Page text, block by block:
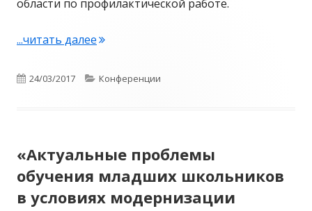
области по профилактической работе.
...читать далее"«Организация деятельности
Опубликовано
24/03/2017 Рубрики
Конференции
«Актуальные проблемы
обучения младших школьников
в условиях модернизации